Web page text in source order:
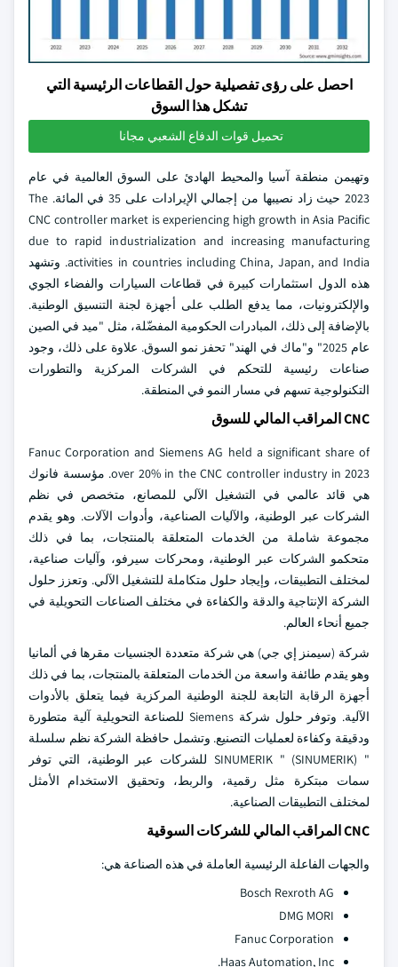
احصل على رؤى تفصيلية حول القطاعات الرئيسية التي
تشكل هذا السوق
تحميل قوات الدفاع الشعبي مجانا
وتهيمن منطقة آسيا والمحيط الهادئ على السوق العالمية في عام
2023 حيث زاد نصيبها من إجمالي الإيرادات على 35 في المائة. The
CNC controller market is experiencing high growth in Asia Pacific
due to rapid industrialization and increasing manufacturing
activities in countries including China, Japan, and India. وتشهد
هذه الدول استثمارات كبيرة في قطاعات السيارات والفضاء الجوي
والإلكترونيات، مما يدفع الطلب على أجهزة لجنة التنسيق الوطنية.
بالإضافة إلى ذلك، المبادرات الحكومية المفضّلة، مثل "ميد في الصين
عام 2025" و"ماك في الهند" تحفز نمو السوق. علاوة على ذلك، وجود
صناعات رئيسية للتحكم في الشركات المركزية والتطورات
التكنولوجية تسهم في مسار النمو في المنطقة.
CNC المراقب المالي للسوق
Fanuc Corporation and Siemens AG held a significant share of
over 20% in the CNC controller industry in 2023. مؤسسة فانوك
هي قائد عالمي في التشغيل الآلي للمصانع، متخصص في نظم
الشركات عبر الوطنية، والآليات الصناعية، وأدوات الآلات. وهو يقدم
مجموعة شاملة من الخدمات المتعلقة بالمنتجات، بما في ذلك
متحكمو الشركات عبر الوطنية، ومحركات سيرفو، وآليات صناعية،
لمختلف التطبيقات، وإيجاد حلول متكاملة للتشغيل الآلي. وتعزز حلول
الشركة الإنتاجية والدقة والكفاءة في مختلف الصناعات التحويلية في
جميع أنحاء العالم.
شركة (سيمنز إي جي) هي شركة متعددة الجنسيات مقرها في ألمانيا
وهو يقدم طائفة واسعة من الخدمات المتعلقة بالمنتجات، بما في ذلك
أجهزة الرقابة التابعة للجنة الوطنية المركزية فيما يتعلق بالأدوات
الآلية. وتوفر حلول شركة Siemens للصناعة التحويلية آلية متطورة
ودقيقة وكفاءة لعمليات التصنيع. وتشمل حافظة الشركة نظم سلسلة
" SINUMERIK " (SINUMERIK) للشركات عبر الوطنية، التي توفر
سمات مبتكرة مثل رقمية، والربط، وتحقيق الاستخدام الأمثل
لمختلف التطبيقات الصناعية.
CNC المراقب المالي للشركات السوقية
والجهات الفاعلة الرئيسية العاملة في هذه الصناعة هي:
Bosch Rexroth AG
DMG MORI
Fanuc Corporation
Haas Automation, Inc.